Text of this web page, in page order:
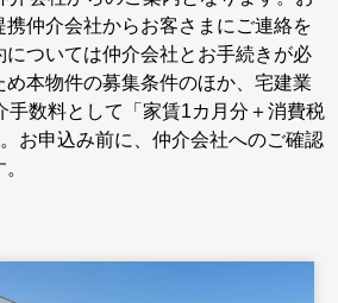
仲介会社からお客さまにご連絡を
については仲介会社とお手続きが必
本物件の募集条件のほか、宅建業
手数料として「家賃1カ月分＋消費税
お申込み前に、仲介会社へのご確認